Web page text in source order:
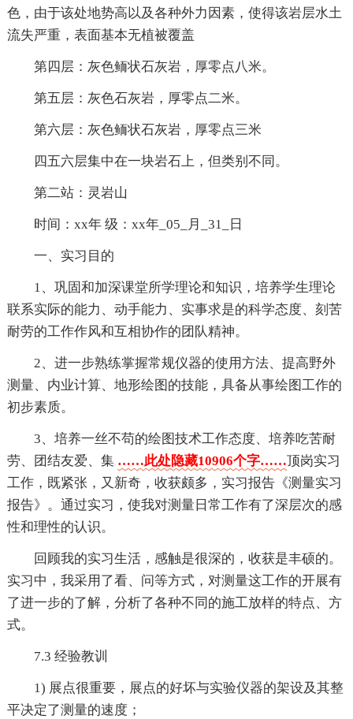
色，由于该处地势高以及各种外力因素，使得该岩层水土
流失严重，表面基本无植被覆盖
第四层：灰色鲕状石灰岩，厚零点八米。
第五层：灰色石灰岩，厚零点二米。
第六层：灰色鲕状石灰岩，厚零点三米
四五六层集中在一块岩石上，但类别不同。
第二站：灵岩山
时间：xx年 级：xx年_05_月_31_日
一、实习目的
1、巩固和加深课堂所学理论和知识，培养学生理论
联系实际的能力、动手能力、实事求是的科学态度、刻苦
耐劳的工作作风和互相协作的团队精神。
2、进一步熟练掌握常规仪器的使用方法、提高野外
测量、内业计算、地形绘图的技能，具备从事绘图工作的
初步素质。
3、培养一丝不苟的绘图技术工作态度、培养吃苦耐
劳、团结友爱、集 ……此处隐藏10906个字……顶岗实习
工作，既紧张，又新奇，收获颇多，实习报告《测量实习
报告》。通过实习，使我对测量日常工作有了深层次的感
性和理性的认识。
回顾我的实习生活，感触是很深的，收获是丰硕的。
实习中，我采用了看、问等方式，对测量这工作的开展有
了进一步的了解，分析了各种不同的施工放样的特点、方
式。
7.3 经验教训
1) 展点很重要，展点的好坏与实验仪器的架设及其整
平决定了测量的速度；